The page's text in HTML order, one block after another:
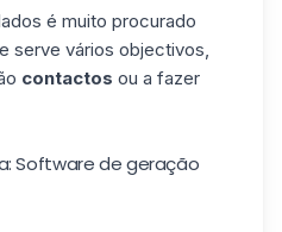
é muito procurado
serve vários objectivos,
contactos ou a fazer
Software de geração